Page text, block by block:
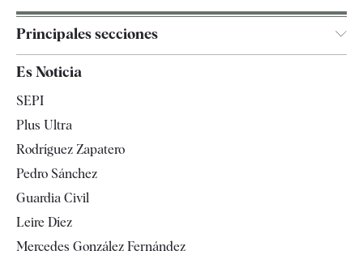
Principales secciones
España
Televisión
Es Noticia
SEPI
Plus Ultra
Rodríguez Zapatero
Pedro Sánchez
Guardia Civil
Leire Díez
Mercedes González Fernández